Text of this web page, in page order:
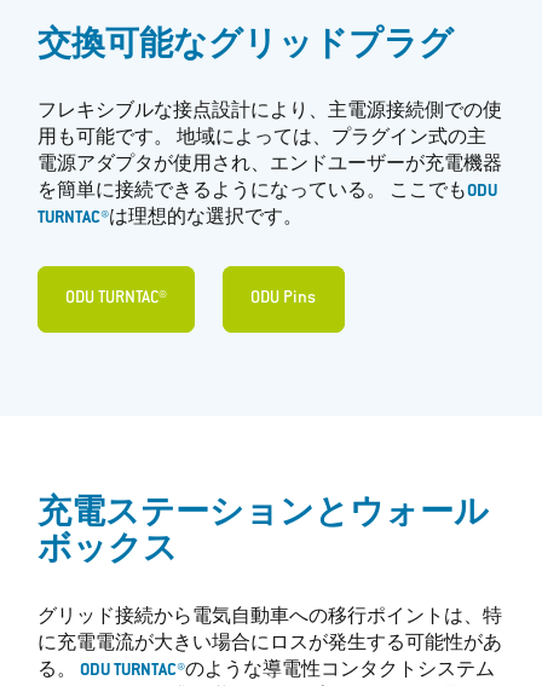
交換可能なグリッドプラグ
フレキシブルな接点設計により、主電源接続側での使
用も可能です。 地域によっては、プラグイン式の主
電源アダプタが使用され、エンドユーザーが充電機器
を簡単に接続できるようになっている。 ここでもODU
TURNTAC®は理想的な選択です。
ODU TURNTAC® ODU Pins
充電ステーションとウォール
ボックス
グリッド接続から電気自動車への移行ポイントは、特
に充電電流が大きい場合にロスが発生する可能性があ
る。ODU TURNTAC®のような導電性コンタクトシステム